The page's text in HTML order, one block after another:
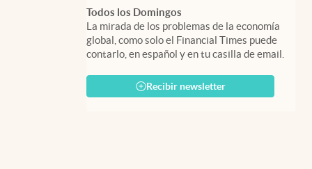
Todos los Domingos
La mirada de los problemas de la economía
global, como solo el Financial Times puede
contarlo, en español y en tu casilla de email.
Recibir newsletter